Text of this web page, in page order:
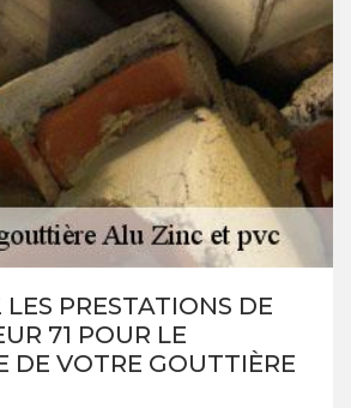
LES PRESTATIONS DE
71 POUR LE
DE VOTRE GOUTTIÈRE